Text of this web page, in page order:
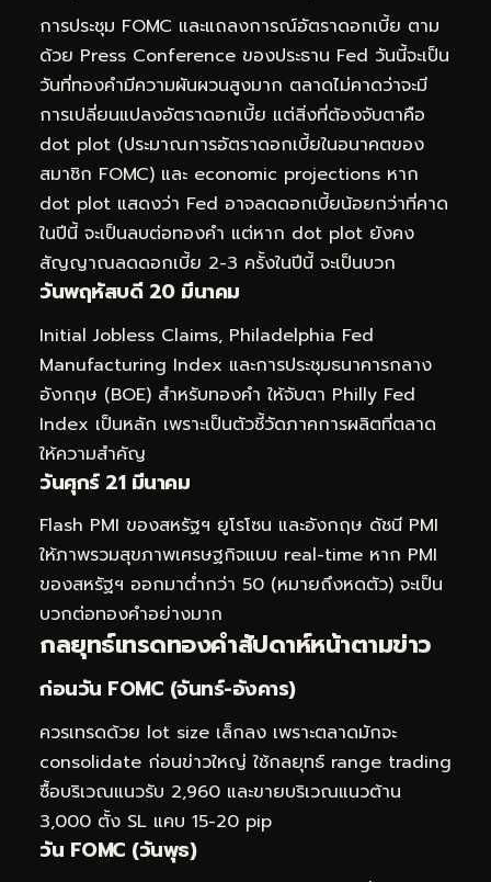
การประชุม FOMC และแถลงการณ์อัตราดอกเบี้ย ตาม
ด้วย Press Conference ของประธาน Fed วันนี้จะเป็น
วันที่ทองคำมีความผันผวนสูงมาก ตลาดไม่คาดว่าจะมี
การเปลี่ยนแปลงอัตราดอกเบี้ย แต่สิ่งที่ต้องจับตาคือ
dot plot (ประมาณการอัตราดอกเบี้ยในอนาคตของ
สมาชิก FOMC) และ economic projections หาก
dot plot แสดงว่า Fed อาจลดดอกเบี้ยน้อยกว่าที่คาด
ในปีนี้ จะเป็นลบต่อทองคำ แต่หาก dot plot ยังคง
สัญญาณลดดอกเบี้ย 2-3 ครั้งในปีนี้ จะเป็นบวก
วันพฤหัสบดี 20 มีนาคม
Initial Jobless Claims, Philadelphia Fed
Manufacturing Index และการประชุมธนาคารกลาง
อังกฤษ (BOE) สำหรับทองคำ ให้จับตา Philly Fed
Index เป็นหลัก เพราะเป็นตัวชี้วัดภาคการผลิตที่ตลาด
ให้ความสำคัญ
วันศุกร์ 21 มีนาคม
Flash PMI ของสหรัฐฯ ยูโรโซน และอังกฤษ ดัชนี PMI
ให้ภาพรวมสุขภาพเศรษฐกิจแบบ real-time หาก PMI
ของสหรัฐฯ ออกมาต่ำกว่า 50 (หมายถึงหดตัว) จะเป็น
บวกต่อทองคำอย่างมาก
กลยุทธ์เทรดทองคำสัปดาห์หน้าตามข่าว
ก่อนวัน FOMC (จันทร์-อังคาร)
ควรเทรดด้วย lot size เล็กลง เพราะตลาดมักจะ
consolidate ก่อนข่าวใหญ่ ใช้กลยุทธ์ range trading
ซื้อบริเวณแนวรับ 2,960 และขายบริเวณแนวต้าน
3,000 ตั้ง SL แคบ 15-20 pip
วัน FOMC (วันพุธ)